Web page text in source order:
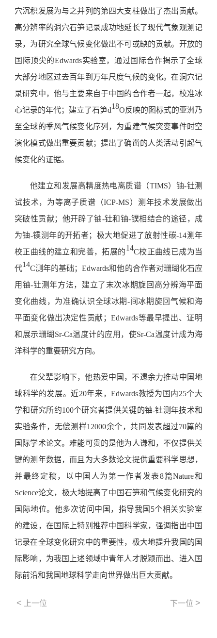
穴沉积发展为与之并列的第四大支柱做出了杰出贡献。
高分辨率的洞穴石笋记录成功地延长了现代气象观测记
录，为研究全球气候变化做出不可或缺的贡献。开放的
国际顶尖的Edwards实验室，通过国际合作揭示了全球
大部分地区过去百年到万年尺度气候的变化。在洞穴记
录研究中，他与主要来自于中国的合作者一起，校准冰
心记录的年代；建立了石笋d18O反映的图标式的亚洲乃
至全球的季风气候变化序列，为重建气候突变事件时空
演化模式做出重要贡献；提出了确凿的人类活动引起气
候变化的证据。
他建立和发展高精度热电离质谱（TIMS）铀-钍测
试技术，为等离子质谱（ICP-MS）测年技术发展做出
突破性贡献；他开辟了铀-钍和铀-镤相结合的途径，成
为铀-镤测年的开拓者；极大地促进了放射性碳-14测年
校正曲线的建立和完善，拓展的14C校正曲线已成为当
代14C测年的基础；Edwards和他的合作者对珊瑚化石应
用铀-钍测年方法，建立了末次冰期旋回高分辨海平面
变化曲线，为准确认识全球冰期-间冰期旋回气候和海
平面变化做出决定性贡献；Edwards等最早提出、证明
和展示珊瑚Sr-Ca温度计的应用，使Sr-Ca温度计成为海
洋科学的重要研究方向。
在父辈影响下，他热爱中国，不遗余力推动中国地
球科学的发展。近20年来，Edwards教授为国内25个大
学和研究所约100个研究者提供关键的铀-钍测年技术和
实验条件，无偿测样12000余个，共同发表超过70篇的
国际学术论文。难能可贵的是他为人谦和，不仅提供关
键的测年数据，而且为大多数论文提供重要科学思想，
并最终定稿，以中国人为第一作者发表8篇Nature和
Science论文，极大地提高了中国石笋和气候变化研究的
国际地位。他多次访问中国，指导我国5个相关实验室
的建设，在国际上特别推荐中国科学家，强调指出中国
记录在全球变化研究中的重要性，极大地提升我国的国
际影响，为我国上述领域中青年人才脱颖而出、进入国
际前沿和我国地球科学走向世界做出巨大贡献。
< 上一位 下一位 >